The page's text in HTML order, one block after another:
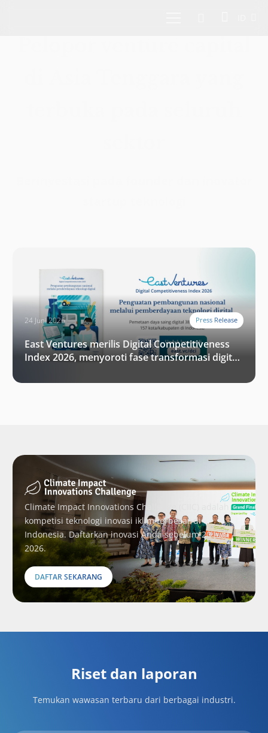
24 Juni 2026 Press Release
East Ventures merilis Digital Competitiveness
Index 2026, menyoroti fase transformasi digital
Climate Impact Innovations Challenge (CIIC) adalah
kompetisi teknologi inovasi iklim terbesar di
Indonesia. Daftarkan inovasi Anda sebelum 20 Juni
2026.
DAFTAR SEKARANG
Riset dan laporan
Temukan wawasan terbaru dari berbagai industri.